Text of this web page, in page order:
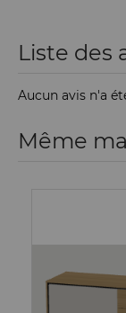
Liste des
Aucun avis n'a
Même